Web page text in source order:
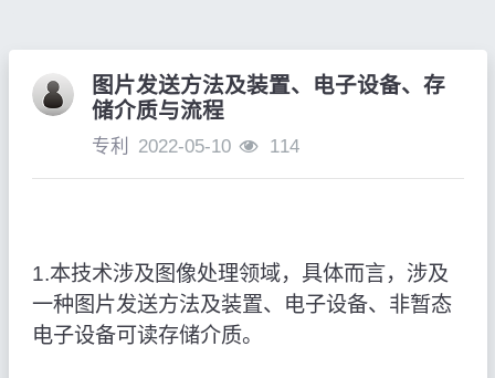
图片发送方法及装置、电子设备、存
储介质与流程
专利 2022-05-10 114
1.本技术涉及图像处理领域，具体而言，涉及
一种图片发送方法及装置、电子设备、非暂态
电子设备可读存储介质。